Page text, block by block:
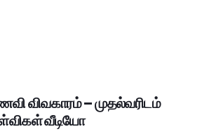
விவகாரம் – முதல்வரிடம்
வீடியோ